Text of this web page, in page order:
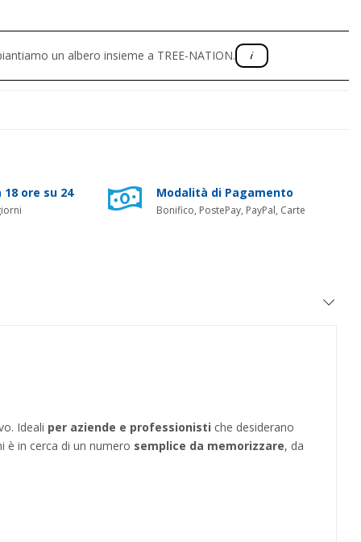
un albero insieme a TREE-NATION.
ore su 24 Modalità di Pagamento
Bonifico, PostePay, PayPal, Carte
Ideali per aziende e professionisti che desiderano
è in cerca di un numero semplice da memorizzare, da